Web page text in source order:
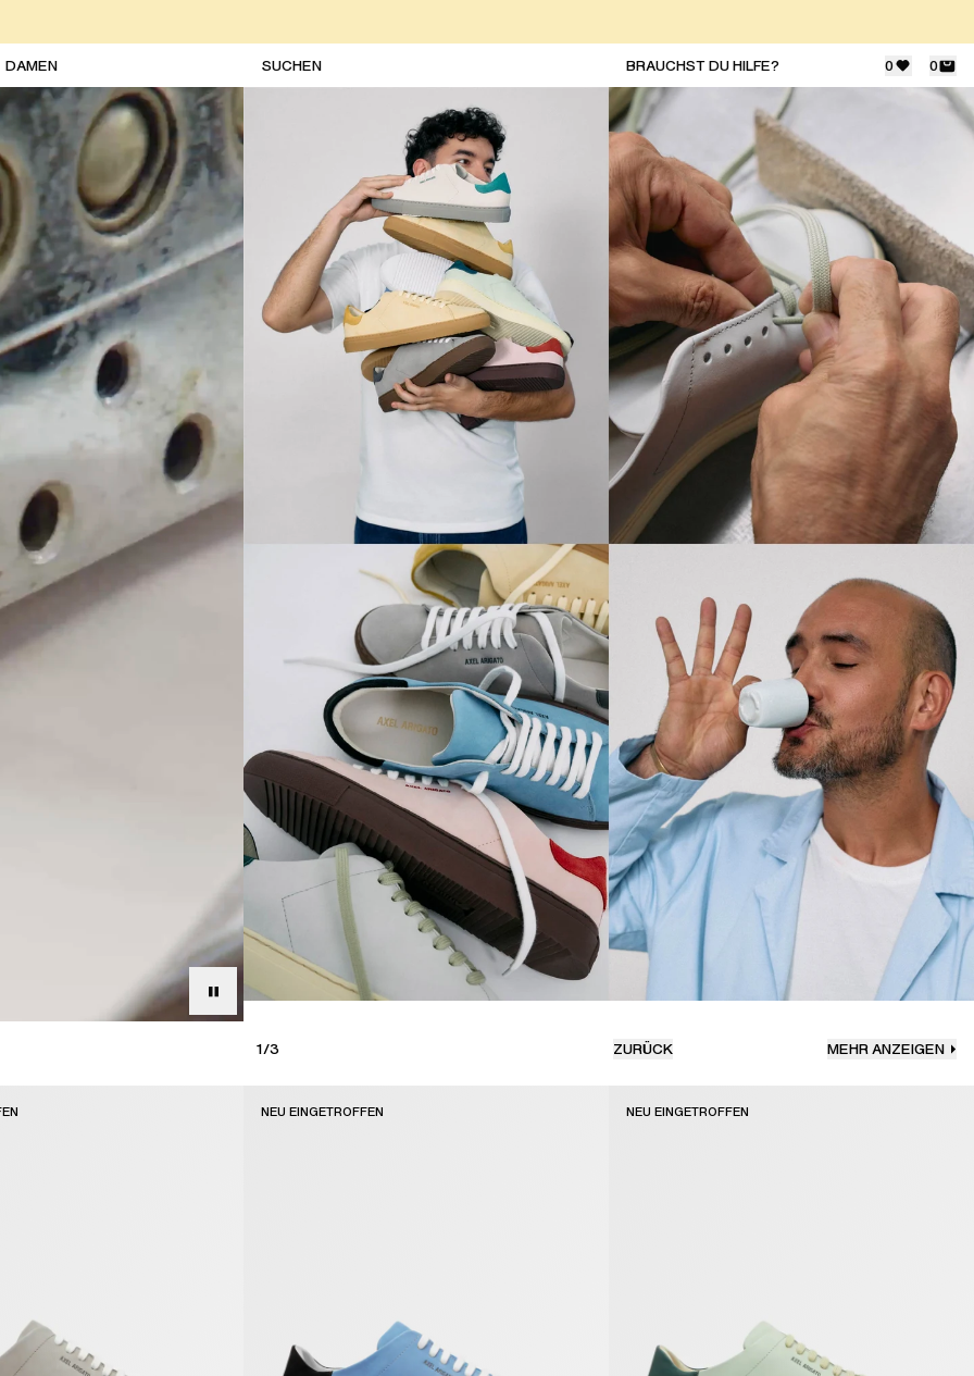
DAMEN BRAUCHST DU HILFE? 0
0
1/3 ZURÜCK MEHR ANZEIGEN
NEU EINGETROFFEN NEU EINGETROFFEN
WERDE TEIL DER COMMUNITY
Abonniere unseren Newsletter und erhalte
exklusive Updates zu neuen Kollektionen,
Sales und Events.
ABONNIEREN